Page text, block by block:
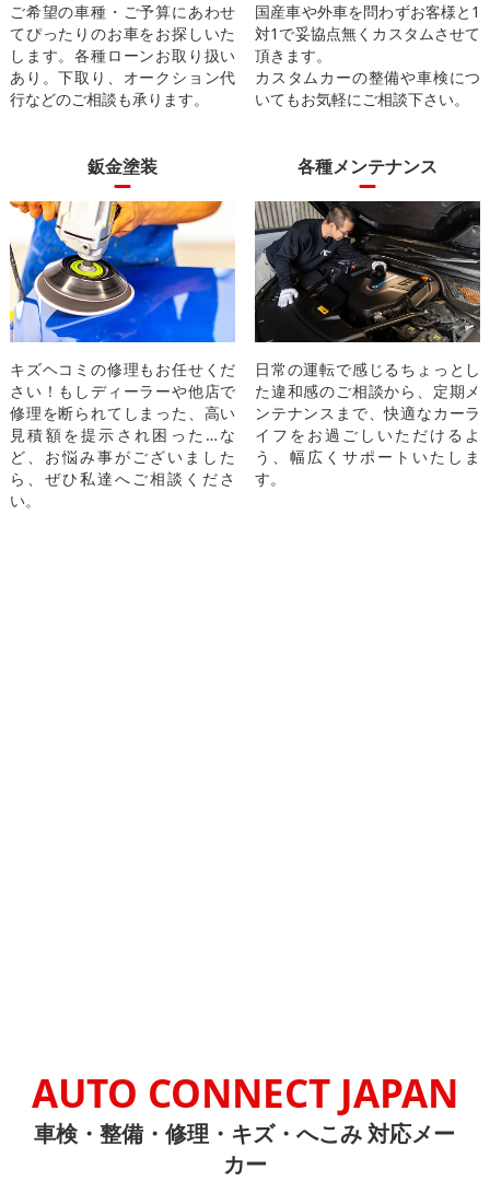
ご希望の車種・ご予算にあわせ
てぴったりのお車をお探しいた
します。各種ローンお取り扱い
あり。下取り、オークション代
行などのご相談も承ります。
国産車や外車を問わずお客様と1
対1で妥協点無くカスタムさせて
頂きます。
カスタムカーの整備や車検につ
いてもお気軽にご相談下さい。
鈑金塗装
キズヘコミの修理もお任せくだ
さい！もしディーラーや他店で
修理を断られてしまった、高い
見積額を提示され困った…な
ど、お悩み事がございました
ら、ぜひ私達へご相談くださ
い。
各種メンテナンス
日常の運転で感じるちょっとし
た違和感のご相談から、定期メ
ンテナンスまで、快適なカーラ
イフをお過ごしいただけるよ
う、幅広くサポートいたしま
す。
AUTO CONNECT JAPAN
車検・整備・修理・キズ・へこみ 対応メー
カー